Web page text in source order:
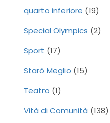
quarto inferiore (19)
Special Olympics (2)
Sport (17)
Starò Meglio (15)
Teatro (1)
Vità di Comunità (138)